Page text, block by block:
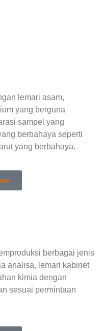
lemari asam,
yang berguna
sampel yang
berbahaya seperti
yang berbahaya.
berbagai jenis
analisa, lemari kabinet
kimia dengan
sesuai permintaan